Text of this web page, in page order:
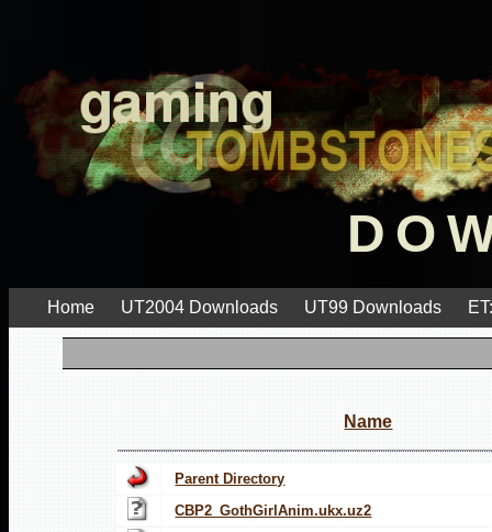
Home UT2004 Downloads UT99 Downloads
Name
Parent Directory
CBP2_GothGirlAnim.ukx.uz2